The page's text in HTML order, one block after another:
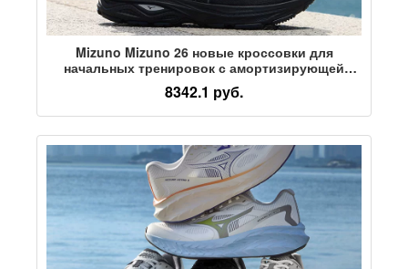
Mizuno Mizuno 26 новые кроссовки для
начальных тренировок с амортизирующей
поддержкой, спортивная обувь RC LITE
8342.1 руб.